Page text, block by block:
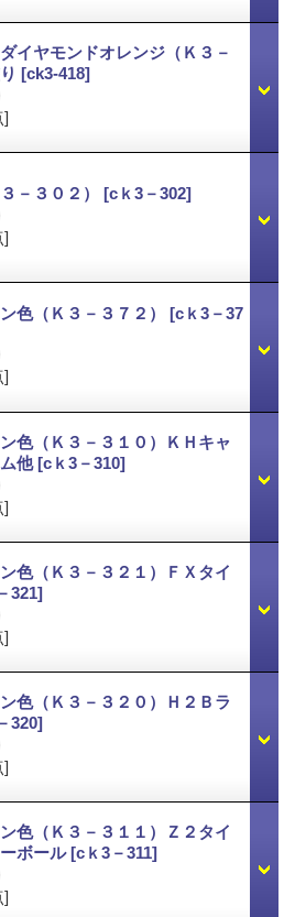
イヤモンドオレンジ（Ｋ３－
[ck3-418]
]
－３０２） [cｋ3－302]
]
色（Ｋ３－３７２） [cｋ3－37
]
色（Ｋ３－３１０）ＫＨキャ
他[cｋ3－310]
]
色（Ｋ３－３２１）ＦＸタイ
321]
]
色（Ｋ３－３２０）Ｈ２Ｂラ
320]
]
色（Ｋ３－３１１）Ｚ２タイ
ボール[cｋ3－311]
]